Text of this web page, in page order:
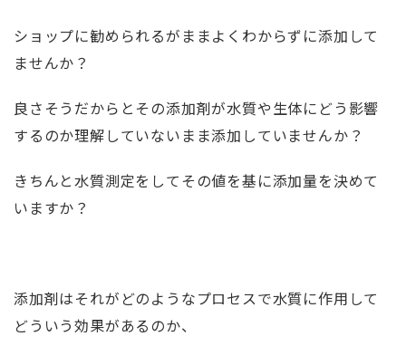
ショップに勧められるがままよくわからずに添加して
ませんか？
良さそうだからとその添加剤が水質や生体にどう影響
するのか理解していないまま添加していませんか？
きちんと水質測定をしてその値を基に添加量を決めて
いますか？
添加剤はそれがどのようなプロセスで水質に作用して
どういう効果があるのか、